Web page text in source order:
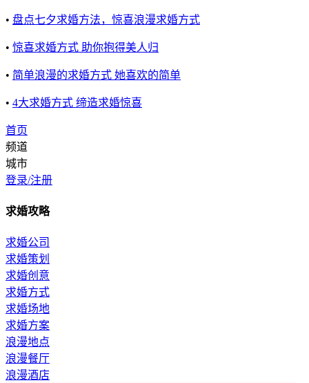
• 盘点七夕求婚方法，惊喜浪漫求婚方式
• 惊喜求婚方式 助你抱得美人归
• 简单浪漫的求婚方式 她喜欢的简单
• 4大求婚方式 缔造求婚惊喜
首页
频道
城市
登录/注册
求婚攻略
求婚公司
求婚策划
求婚创意
求婚方式
求婚场地
求婚方案
浪漫地点
浪漫餐厅
浪漫酒店